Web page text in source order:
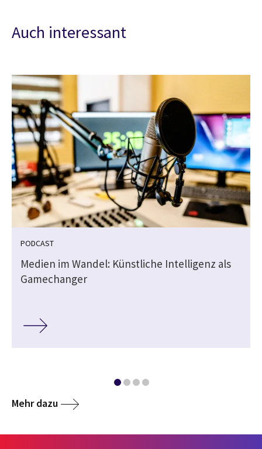
Auch interessant
PODCAST
Medien im Wandel: Künstliche Intelligenz als
Gamechanger
Mehr dazu